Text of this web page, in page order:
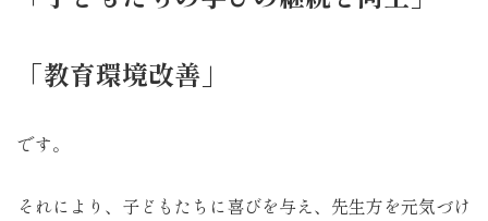
「教育環境改善」
です。
それにより、子どもたちに喜びを与え、先生方を元気づけ